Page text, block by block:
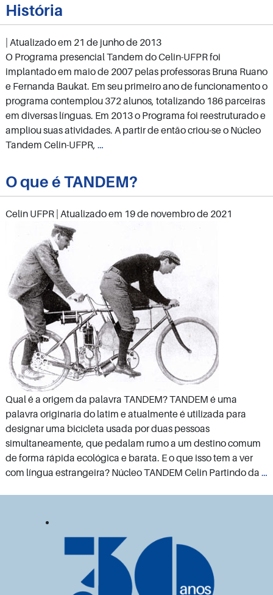
História
| Atualizado em 21 de junho de 2013
O Programa presencial Tandem do Celin-UFPR foi
implantado em maio de 2007 pelas professoras Bruna Ruano
e Fernanda Baukat. Em seu primeiro ano de funcionamento o
programa contemplou 372 alunos, totalizando 186 parceiras
em diversas línguas. Em 2013 o Programa foi reestruturado e
ampliou suas atividades. A partir de então criou-se o Núcleo
Tandem Celin-UFPR, …
O que é TANDEM?
Celin UFPR | Atualizado em 19 de novembro de 2021
Qual é a origem da palavra TANDEM? TANDEM é uma
palavra originaria do latim e atualmente é utilizada para
designar uma bicicleta usada por duas pessoas
simultaneamente, que pedalam rumo a um destino comum
de forma rápida ecológica e barata. E o que isso tem a ver
com língua estrangeira? Núcleo TANDEM Celin Partindo da …